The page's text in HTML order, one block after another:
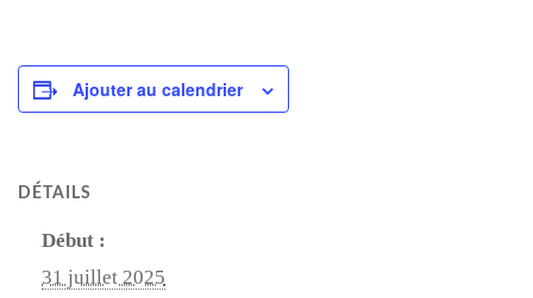
Ajouter au calendrier
DÉTAILS
Début :
31 juillet 2025